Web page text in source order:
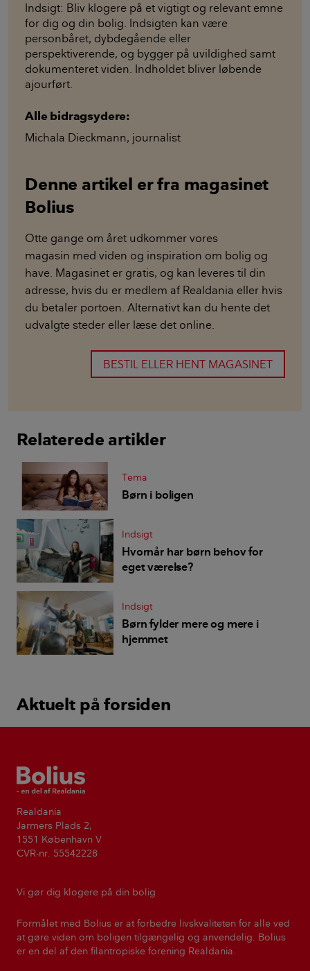
Indsigt: Bliv klogere på et vigtigt og relevant emne
for dig og din bolig. Indsigten kan være
personbåret, dybdegående eller
perspektiverende, og bygger på uvildighed samt
dokumenteret viden. Indholdet bliver løbende
ajourført.
Alle bidragsydere:
Michala Dieckmann, journalist
Denne artikel er fra magasinet
Bolius
Otte gange om året udkommer vores
magasin med viden og inspiration om bolig og
have. Magasinet er gratis, og kan leveres til din
adresse, hvis du er medlem af Realdania eller hvis
du betaler portoen. Alternativt kan du hente det
udvalgte steder eller læse det online.
BESTIL ELLER HENT MAGASINET
Relaterede artikler
Tema
Børn i boligen
Indsigt
Hvornår har børn behov for
eget værelse?
Indsigt
Børn fylder mere og mere i
hjemmet
Aktuelt på forsiden
Bolius
Realdania
Jarmers Plads 2,
1551 København V
CVR-nr. 55542228
Vi gør dig klogere på din bolig
Formålet med Bolius er at forbedre livskvaliteten for alle ved
at gøre viden om boligen tilgængelig og anvendelig. Bolius
er en del af den filantropiske forening Realdania.